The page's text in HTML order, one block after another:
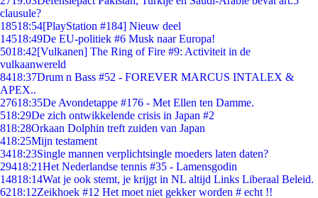
clausule?
18518:54[PlayStation #184] Nieuw deel
14518:49De EU-politiek #6 Musk naar Europa!
5018:42[Vulkanen] The Ring of Fire #9: Activiteit in de
vulkaanwereld
8418:37Drum n Bass #52 - FOREVER MARCUS INTALEX &
APEX..
27618:35De Avondetappe #176 - Met Ellen ten Damme.
518:29De zich ontwikkelende crisis in Japan #2
818:28Orkaan Dolphin treft zuiden van Japan
418:25Mijn testament
3418:23Single mannen verplichtsingle moeders laten daten?
29418:21Het Nederlandse tennis #35 - Lamensgodin
14818:14Wat je ook stemt, je krijgt in NL altijd Links Liberaal Beleid.
6218:12Zeikhoek #12 Het moet niet gekker worden # echt !!